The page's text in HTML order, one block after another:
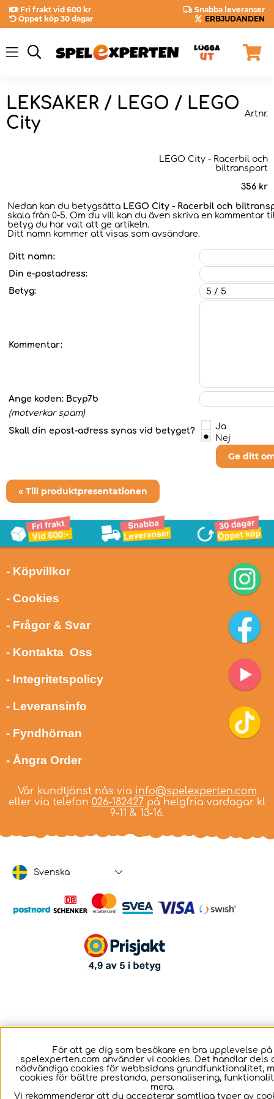
Fri frakt vid 600 kr
Snabba leveranser
Öppet köp 30 dagar
ERBJUDANDEN
LEKSAKER / LEGO / LEGO
City
Artnr.
LEGO City - Racerbil och
biltransport
356 kr
Nedan kan du betygsätta LEGO City - Racerbil och
skala från 0-5. Om du vill kan du även skriva en kommentar
betyg du har valt att ge artikeln.
Ditt namn kommer att visas som avsändare.
Ditt namn:
Din e-postadress:
Betyg:
Kommentar:
Ange koden: Bcyp7b
(motverkar spam)
Skall din epost-adress synas vid betyget?
Ja
Nej
Ge ditt
« Till produktpresentationen
- Köpvillkor
- Cookies
- Frågor & Svar
- Kontakta Oss
- Integritetspolicy
- Leveransinfo
- Fyndhörnan
- Ångra Order
Vår kundtjänst nås via info@spelexperten.com
eller via telefon 026-182427 på helgfria vardagar kl
9-11 & 13-16.
Svenska
För att ge dig som besökare en bra upplevelse på
spelexperten.com använder vi cookies. Det handlar dels
nödvändiga cookies för webbsidans grundfunktionalitet,
cookies för bättre prestanda, personalisering,
mera.
Vi rekommenderar att du accepterar samtliga typer av